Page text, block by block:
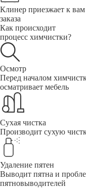
Клинер приезжает к
заказа
Как происходит
процесс химчистки?
Осмотр
Перед началом
осматривает мебель
Сухая чистка
Производит сухую
Удаление пятен
Выводит пятна и
пятновыводителей